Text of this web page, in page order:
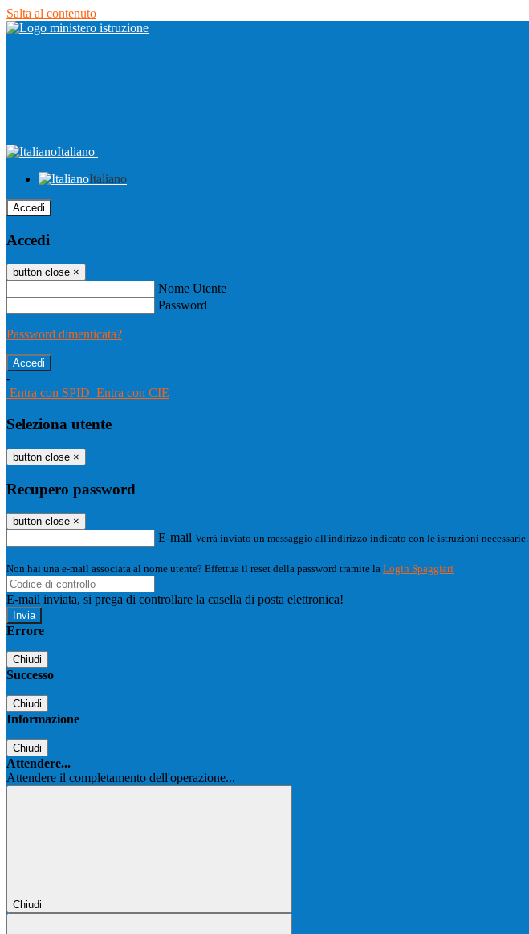
Salta al contenuto
Italiano
Italiano
Accedi
Accedi
button close ×
Nome Utente
Password
Password dimenticata?
-
Entra con SPID Entra con CIE
Seleziona utente
button close ×
Recupero password
button close ×
E-mail Verrà inviato un messaggio all'indirizzo indicato con le istruzioni necessarie.
Non hai una e-mail associata al nome utente? Effettua il reset della password tramite la Login Spaggiari
E-mail inviata, si prega di controllare la casella di posta elettronica!
Errore
Chiudi
Successo
Chiudi
Informazione
Chiudi
Attendere...
Attendere il completamento dell'operazione...
Chiudi